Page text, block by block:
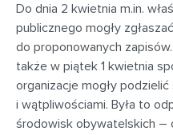
Do dnia 2 kwietnia m.in.
publicznego mogły
do proponowanych
także w piątek 1 kwietnia
organizacje mogły
i wątpliwościami. Była to
środowisk obywatelskich –